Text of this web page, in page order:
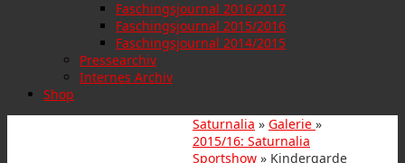
Faschingsjournal 2016/2017
Faschingsjournal 2015/2016
Faschingsjournal 2014/2015
Pressearchiv
Internes Archiv
Shop
Saturnalia » Galerie »
2015/16: Saturnalia
Sportshow » Kindergarde